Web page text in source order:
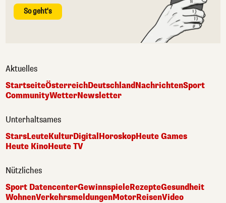
So geht's
Aktuelles
StartseiteÖsterreichDeutschlandNachrichtenSport
CommunityWetterNewsletter
Unterhaltsames
StarsLeuteKulturDigitalHoroskopHeute Games
Heute KinoHeute TV
Nützliches
Sport DatencenterGewinnspieleRezepteGesundheit
WohnenVerkehrsmeldungenMotorReisenVideo